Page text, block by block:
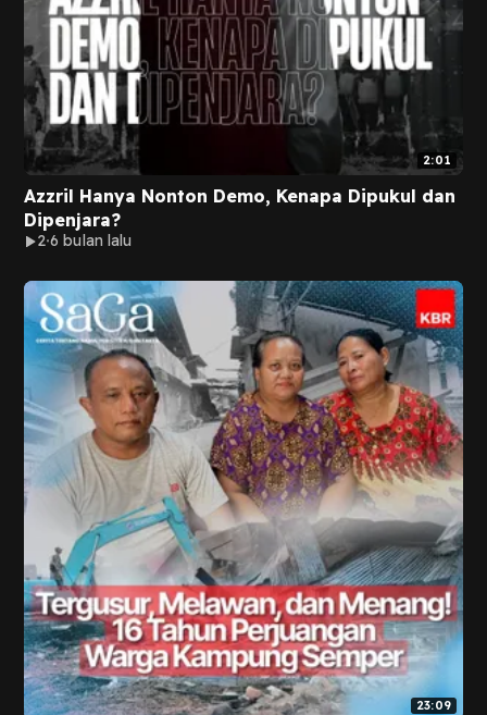
2:01
Azzril Hanya Nonton Demo, Kenapa Dipukul dan
Dipenjara?
2 6 bulan lalu
23:09